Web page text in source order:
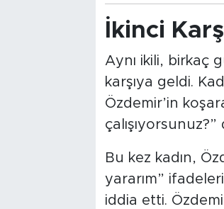
İkinci
Aynı ikili, birkaç
karşıya geldi.
Özdemir’in
Bu kez kadın,
yararım”
iddia etti.